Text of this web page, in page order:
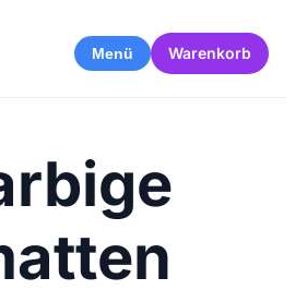
Menü Warenkorb